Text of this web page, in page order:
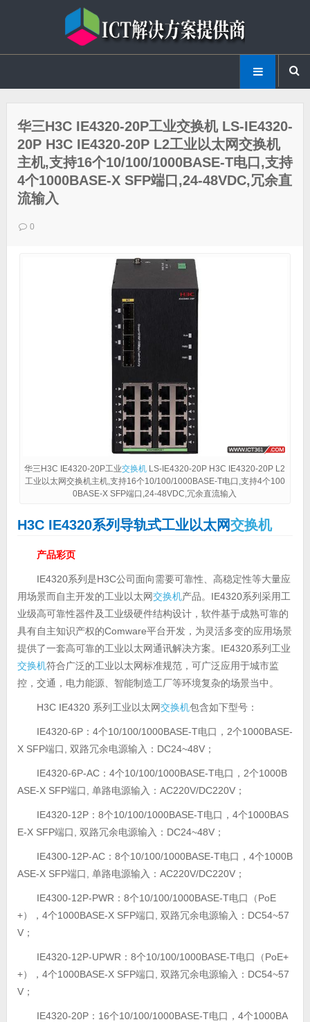
华三H3C IE4320-20P工业交换机 LS-IE4320-
20P H3C IE4320-20P L2工业以太网交换机
主机,支持16个10/100/1000BASE-T电口,支持
4个1000BASE-X SFP端口,24-48VDC,冗余直
流输入
0
华三H3C IE4320-20P工业交换机 LS-IE4320-20P H3C IE4320-20P L2
工业以太网交换机主机,支持16个10/100/1000BASE-T电口,支持4个100
0BASE-X SFP端口,24-48VDC,冗余直流输入
H3C IE4320系列导轨式工业以太网交换机
产品彩页
IE4320系列是H3C公司面向需要可靠性、高稳定性等大量应
用场景而自主开发的工业以太网交换机产品。IE4320系列采用工
业级高可靠性器件及工业级硬件结构设计，软件基于成熟可靠的
具有自主知识产权的Comware平台开发，为灵活多变的应用场景
提供了一套高可靠的工业以太网通讯解决方案。IE4320系列工业
交换机符合广泛的工业以太网标准规范，可广泛应用于城市监
控，交通，电力能源、智能制造工厂等环境复杂的场景当中。
H3C IE4320 系列工业以太网交换机包含如下型号：
IE4320-6P：4个10/100/1000BASE-T电口，2个1000BASE-
X SFP端口, 双路冗余电源输入：DC24~48V；
IE4320-6P-AC：4个10/100/1000BASE-T电口，2个1000B
ASE-X SFP端口, 单路电源输入：AC220V/DC220V；
IE4320-12P：8个10/100/1000BASE-T电口，4个1000BAS
E-X SFP端口, 双路冗余电源输入：DC24~48V；
IE4300-12P-AC：8个10/100/1000BASE-T电口，4个1000B
ASE-X SFP端口, 单路电源输入：AC220V/DC220V；
IE4300-12P-PWR：8个10/100/1000BASE-T电口（PoE
+），4个1000BASE-X SFP端口, 双路冗余电源输入：DC54~57
V；
IE4320-12P-UPWR：8个10/100/1000BASE-T电口（PoE+
+），4个1000BASE-X SFP端口, 双路冗余电源输入：DC54~57
V；
IE4320-20P：16个10/100/1000BASE-T电口，4个1000BA